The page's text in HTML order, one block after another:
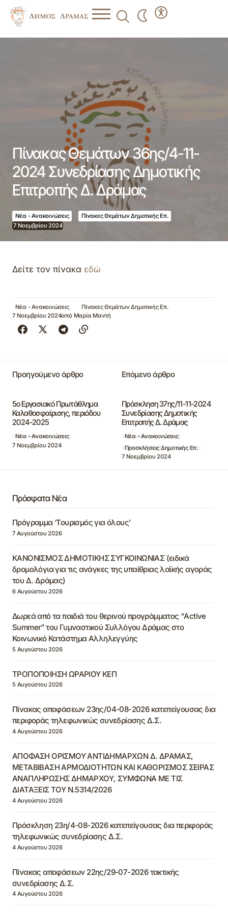
Πίνακας Θεμάτων 36ης/4-11-
2024 Συνεδρίασης Δημοτικής
Επιτροπής Δ. Δράμας
Νέα - Ανακοινώσεις
Πίνακες Θεμάτων Δημοτικής Επ.
7 Νοεμβρίου 2024
Δείτε τον πίνακα εδώ
Νέα - Ανακοινώσεις
Πίνακες Θεμάτων Δημοτικής Επ.
7 Νοεμβρίου 2024από Μαρία Μαντή
Προηγούμενο άρθρο
5ο Εργασιακό Πρωτάθλημα
Καλαθοσφαίρισης, περιόδου
2024-2025
Νέα - Ανακοινώσεις
7 Νοεμβρίου 2024
Επόμενο άρθρο
Πρόσκληση 37ης/11-11-2024
Συνεδρίασης Δημοτικής
Επιτροπής Δ. Δράμας
Νέα - Ανακοινώσεις
Προσκλήσεις Δημοτικής Επ.
7 Νοεμβρίου 2024
Πρόσφατα Νέα
Πρόγραμμα ‘Τουρισμός για όλους’
7 Αυγούστου 2026
ΚΑΝΟΝΙΣΜΟΣ ΔΗΜΟΤΙΚΗΣ ΣΥΓΚΟΙΝΩΝΙΑΣ (ειδικά
δρομολόγια για τις ανάγκες της υπαίθριας λαϊκής αγοράς
του Δ. Δράμας)
6 Αυγούστου 2026
Δωρεά από τα παιδιά του θερινού προγράμματος “Active
Summer” του Γυμναστικού Συλλόγου Δράμας στο
Κοινωνικό Κατάστημα Αλληλεγγύης
5 Αυγούστου 2026
ΤΡΟΠΟΠΟΙΗΣΗ ΩΡΑΡΙΟΥ ΚΕΠ
5 Αυγούστου 2026
Πίνακας αποφάσεων 23ης/04-08-2026 κατεπείγουσας δια
περιφοράς τηλεφωνικώς συνεδρίασης Δ.Σ.
4 Αυγούστου 2026
ΑΠΟΦΑΣΗ ΟΡΙΣΜΟΥ ΑΝΤΙΔΗΜΑΡΧΩΝ Δ. ΔΡΑΜΑΣ,
ΜΕΤΑΒΙΒΑΣΗ ΑΡΜΟΔΙΟΤΗΤΩΝ ΚΑΙ ΚΑΘΟΡΙΣΜΟΣ ΣΕΙΡΑΣ
ΑΝΑΠΛΗΡΩΣΗΣ ΔΗΜΑΡΧΟΥ, ΣΥΜΦΩΝΑ ΜΕ ΤΙΣ
ΔΙΑΤΑΞΕΙΣ ΤΟΥ Ν.5314/2026
4 Αυγούστου 2026
Πρόσκληση 23η/4-08-2026 κατεπείγουσας δια περιφοράς
τηλεφωνικώς συνεδρίασης Δ.Σ.
4 Αυγούστου 2026
Πίνακας αποφάσεων 22ης/29-07-2026 τακτικής
συνεδρίασης Δ.Σ.
4 Αυγούστου 2026